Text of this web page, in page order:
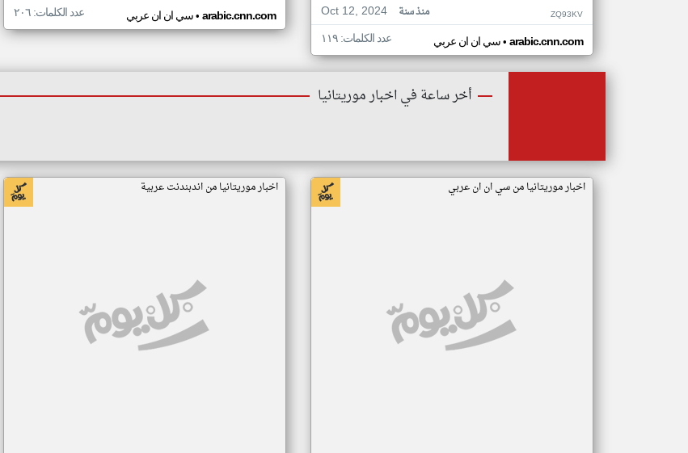
Oct 12, 2024
منذ سنة ZQ93KV
سي ان ان عربي• arabic.cnn.com عدد الكلمات: ١١٩
سي ان ان عربي• arabic.cnn.com عدد الكلمات: ٢٠٦
أخر ساعة في اخبار موريتانيا
اخبار موريتانيا من سي ان ان عربي اخبار موريتانيا من اندبندنت عربية